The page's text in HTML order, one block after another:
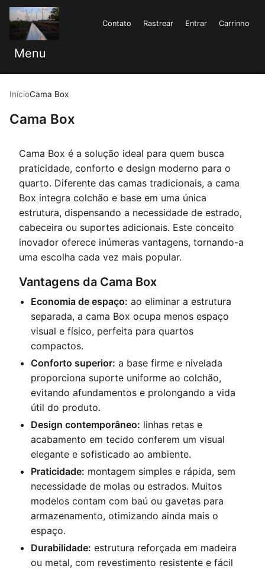
Contato Rastrear Entrar Carrinho
Menu
InícioCama Box
Cama Box
Cama Box é a solução ideal para quem busca
praticidade, conforto e design moderno para o
quarto. Diferente das camas tradicionais, a cama
Box integra colchão e base em uma única
estrutura, dispensando a necessidade de estrado,
cabeceira ou suportes adicionais. Este conceito
inovador oferece inúmeras vantagens, tornando-a
uma escolha cada vez mais popular.
Vantagens da Cama Box
Economia de espaço: ao eliminar a estrutura
separada, a cama Box ocupa menos espaço
visual e físico, perfeita para quartos
compactos.
Conforto superior: a base firme e nivelada
proporciona suporte uniforme ao colchão,
evitando afundamentos e prolongando a vida
útil do produto.
Design contemporâneo: linhas retas e
acabamento em tecido conferem um visual
elegante e sofisticado ao ambiente.
Praticidade: montagem simples e rápida, sem
necessidade de molas ou estrados. Muitos
modelos contam com baú ou gavetas para
armazenamento, otimizando ainda mais o
espaço.
Durabilidade: estrutura reforçada em madeira
ou metal, com revestimento resistente e fácil